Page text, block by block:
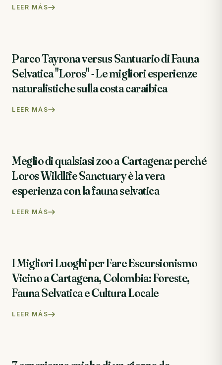
LEER MÁS
Parco Tayrona versus Santuario di Fauna
Selvatica "Loros" - Le migliori esperienze
naturalistiche sulla costa caraibica
LEER MÁS
Meglio di qualsiasi zoo a Cartagena: perché
Loros Wildlife Sanctuary è la vera
esperienza con la fauna selvatica
LEER MÁS
I Migliori Luoghi per Fare Escursionismo
Vicino a Cartagena, Colombia: Foreste,
Fauna Selvatica e Cultura Locale
LEER MÁS